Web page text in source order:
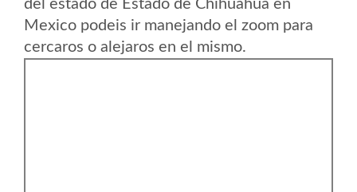
del estado de Estado de Chihuahua en
Mexico podeis ir manejando el zoom para
cercaros o alejaros en el mismo.